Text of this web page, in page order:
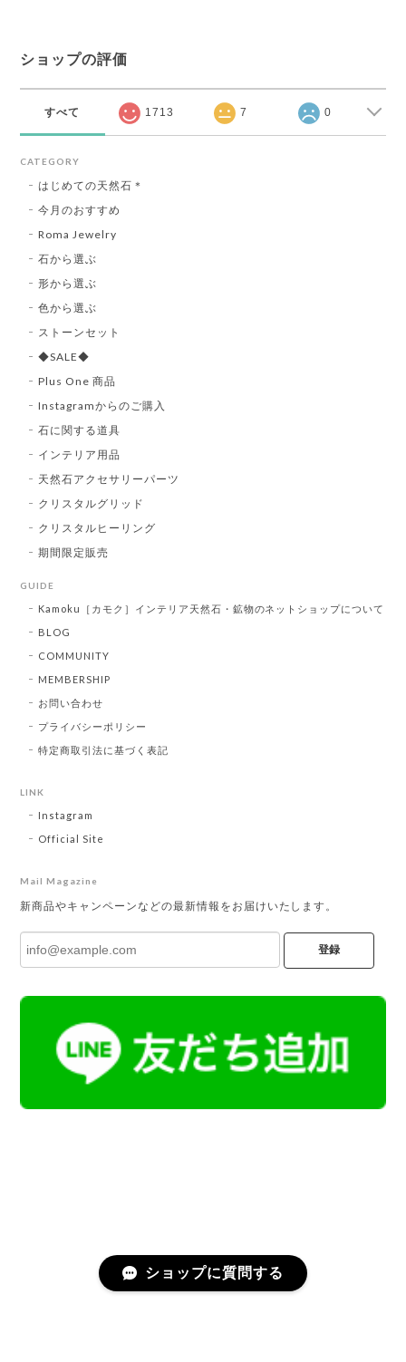
ショップの評価
すべて 1713 7 0
CATEGORY
はじめての天然石＊
今月のおすすめ
Roma Jewelry
石から選ぶ
形から選ぶ
色から選ぶ
ストーンセット
◆SALE◆
Plus One 商品
Instagramからのご購入
石に関する道具
インテリア用品
天然石アクセサリーパーツ
クリスタルグリッド
クリスタルヒーリング
期間限定販売
GUIDE
Kamoku［カモク］インテリア天然石・鉱物のネットショップについて
BLOG
COMMUNITY
MEMBERSHIP
お問い合わせ
プライバシーポリシー
特定商取引法に基づく表記
LINK
Instagram
Official Site
Mail Magazine
新商品やキャンペーンなどの最新情報をお届けいたします。
登録
ショップに質問する